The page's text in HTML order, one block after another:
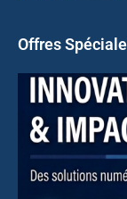
Offres